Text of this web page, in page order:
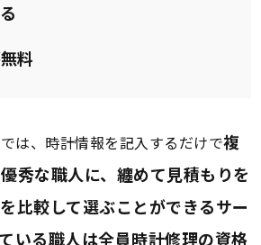
料
は、時計情報を記入するだけで複
秀な職人に、纏めて見積もりを
比較して選ぶことができるサー
いる職人は全員時計修理の資格